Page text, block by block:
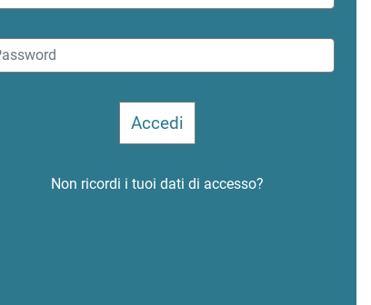
Non ricordi i tuoi dati di accesso?